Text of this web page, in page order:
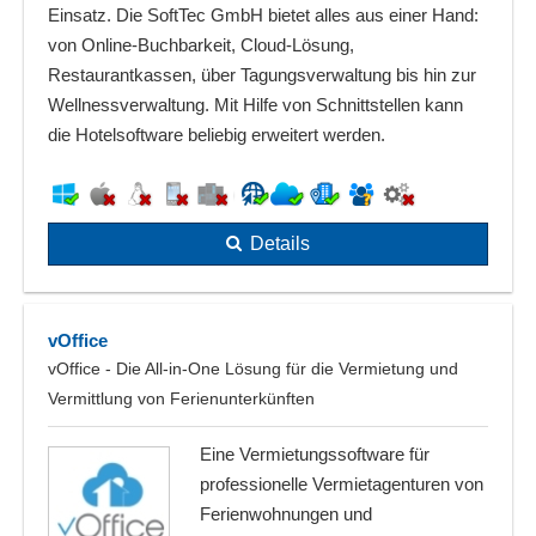
Einsatz. Die SoftTec GmbH bietet alles aus einer Hand:
von Online-Buchbarkeit, Cloud-Lösung,
Restaurantkassen, über Tagungsverwaltung bis hin zur
Wellnessverwaltung. Mit Hilfe von Schnittstellen kann
die Hotelsoftware beliebig erweitert werden.
Details
vOffice
vOffice - Die All-in-One Lösung für die Vermietung und
Vermittlung von Ferienunterkünften
Eine Vermietungssoftware für
professionelle Vermietagenturen von
Ferienwohnungen und